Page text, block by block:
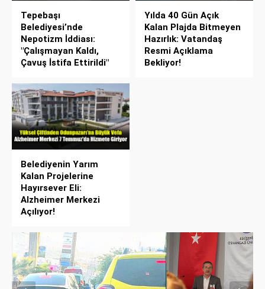
Tepebaşı
Belediyesi’nde
Nepotizm İddiası:
"Çalışmayan Kaldı,
Çavuş İstifa Ettirildi"
Yılda 40 Gün Açık
Kalan Plajda Bitmeyen
Hazırlık: Vatandaş
Resmi Açıklama
Bekliyor!
Belediyenin Yarım
Kalan Projelerine
Hayırsever Eli:
Alzheimer Merkezi
Açılıyor!